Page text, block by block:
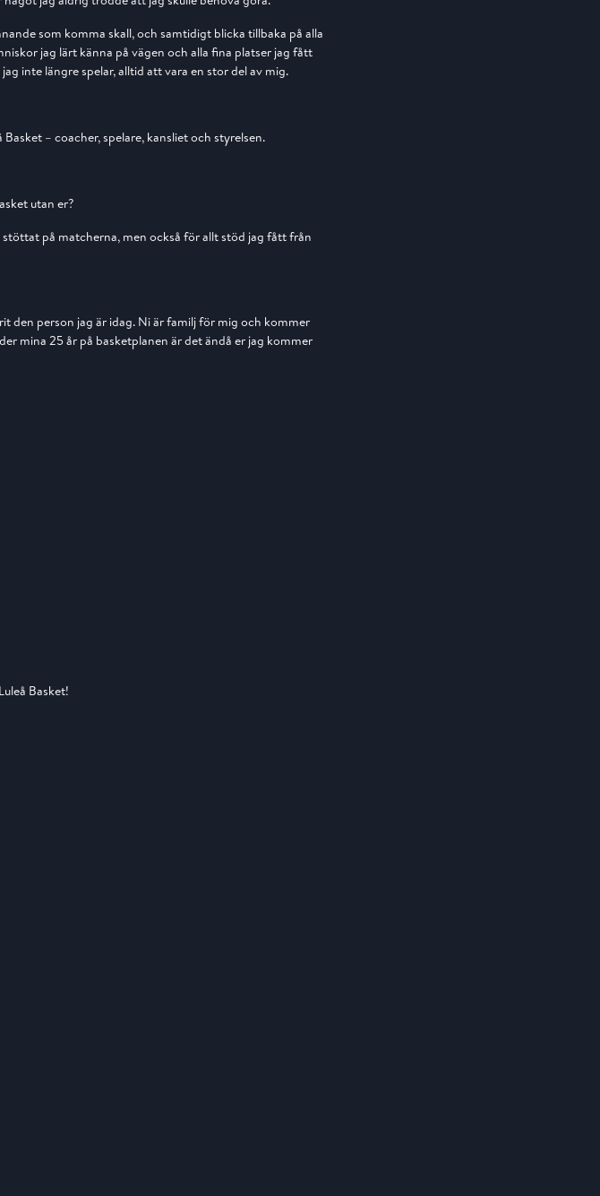
som komma skall, och samtidigt blicka tillbaka på alla
jag lärt känna på vägen och alla fina platser jag fått
inte längre spelar, alltid att vara en stor del av mig.
– coacher, spelare, kansliet och styrelsen.
utan er?
på matcherna, men också för allt stöd jag fått från
den person jag är idag. Ni är familj för mig och kommer
mina 25 år på basketplanen är det ändå er jag kommer
Basket!